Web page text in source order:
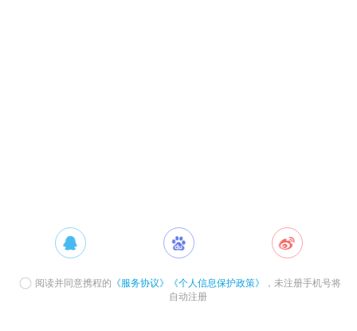
阅读并同意携程的 《服务协议》 《个人信息保护政策》
，未注册手机号将
自动注册